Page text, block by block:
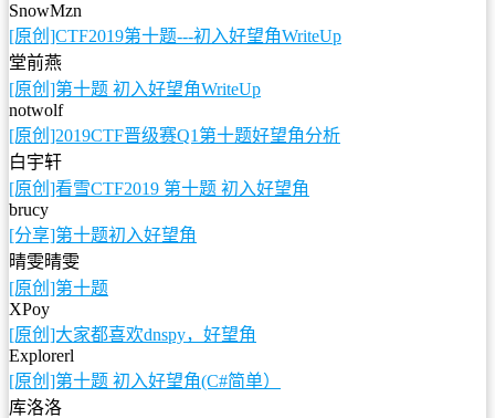
SnowMzn
[原创]CTF2019第十题---初入好望角WriteUp
堂前燕
[原创]第十题 初入好望角WriteUp
notwolf
[原创]2019CTF晋级赛Q1第十题好望角分析
白宇轩
[原创]看雪CTF2019 第十题 初入好望角
brucy
[分享]第十题初入好望角
晴雯晴雯
[原创]第十题
XPoy
[原创]大家都喜欢dnspy，好望角
Explorerl
[原创]第十题 初入好望角(C#简单）
库洛洛